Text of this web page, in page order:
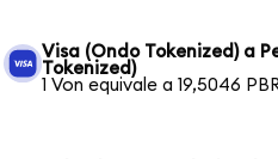
Visa (Ondo Tokenized) a
Tokenized)
1 Von equivale a 19,5046